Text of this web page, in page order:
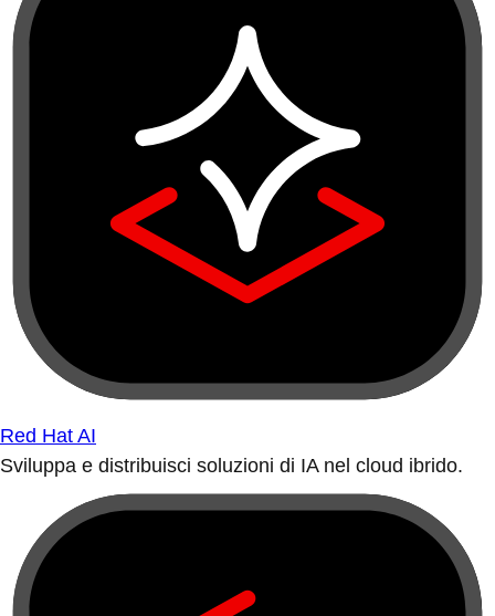
Red Hat AI
Sviluppa e distribuisci soluzioni di IA nel cloud ibrido.